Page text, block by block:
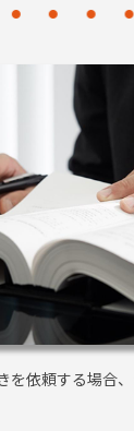
を依頼する場合